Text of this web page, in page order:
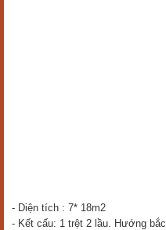
- Diện tích : 7* 18m2
- Kết cấu: 1 trệt 2 lầu. Hướng bắc